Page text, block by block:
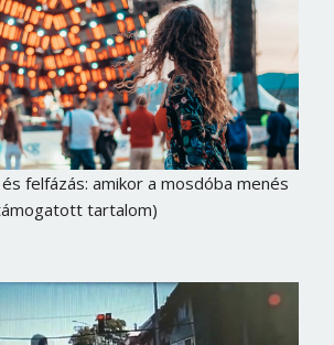
felfázás: amikor a mosdóba menés
tartalom)